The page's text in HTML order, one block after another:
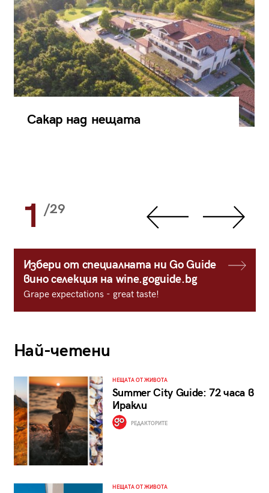
Сакар над нещата
1 /29
Избери от специалната ни Go Guide
вино селекция на wine.goguide.bg
Grape expectations - great taste!
Най-четени
НЕЩАТА ОТ ЖИВОТА
Summer City Guide: 72 часа в
Иракли
РЕДАКТОРИТЕ
НЕЩАТА ОТ ЖИВОТА